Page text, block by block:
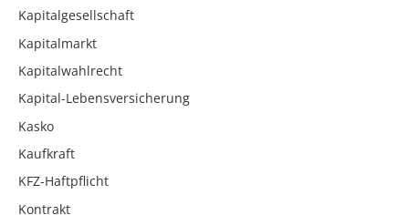
Kapitalgesellschaft
Kapitalmarkt
Kapitalwahlrecht
Kapital-Lebensversicherung
Kasko
Kaufkraft
KFZ-Haftpflicht
Kontrakt